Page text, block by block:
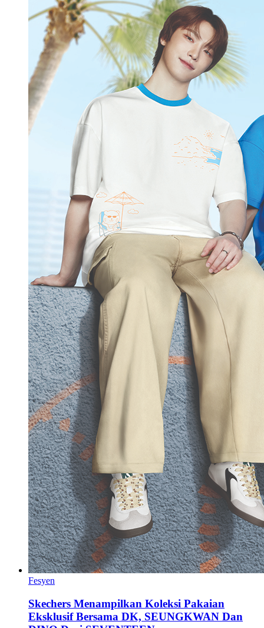
Fesyen
Skechers Menampilkan Koleksi Pakaian
Eksklusif Bersama DK, SEUNGKWAN Dan